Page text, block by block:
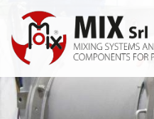
contenu
principal